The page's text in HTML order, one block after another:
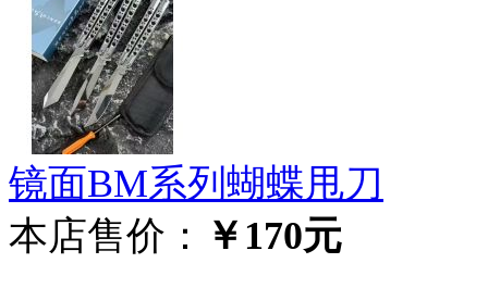
镜面BM系列蝴蝶甩刀
本店售价： ￥170元